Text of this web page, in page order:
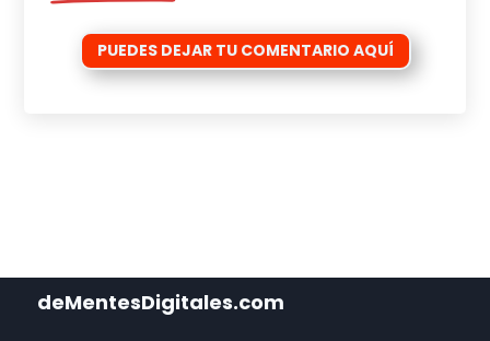
PUEDES DEJAR TU COMENTARIO AQUÍ
deMentesDigitales.com